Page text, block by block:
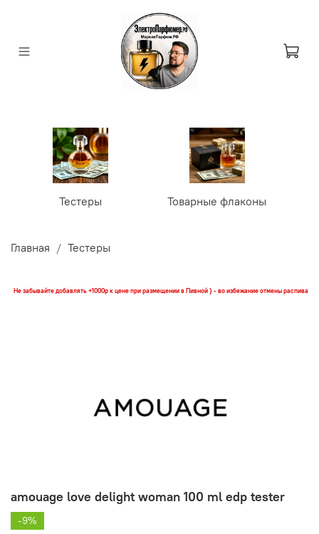
Тестеры Товарные флаконы
Главная Тестеры
Не забывайте добавлять +1000р к цене при размещении в Пивной ) - во избежание отмены распива
amouage love delight woman 100 ml edp tester
-9%